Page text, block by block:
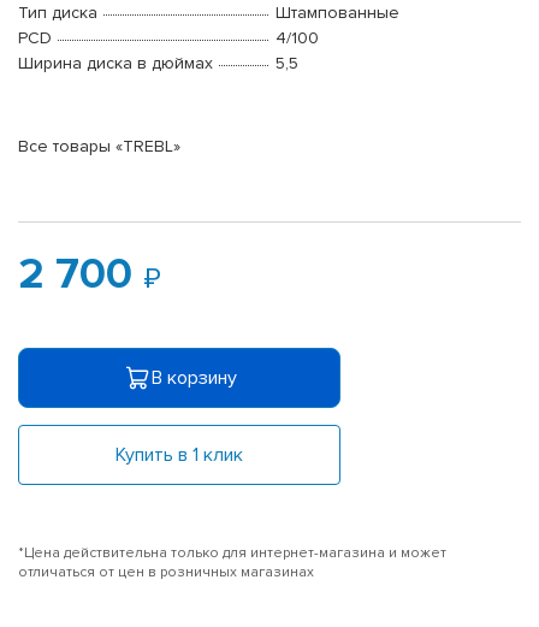
Тип диска
Штампованные
PCD
4/100
Ширина диска в дюймах
5,5
Все товары «TREBL»
2 700
В корзину
Купить в 1 клик
*Цена действительна только для интернет-магазина и может
отличаться от цен в розничных магазинах